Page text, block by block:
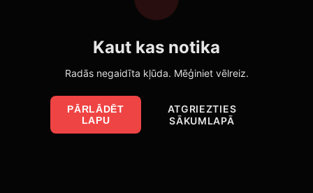
Kaut kas notika
Radās negaidīta kļūda. Mēģiniet vēlreiz.
PĀRLĀDĒT
LAPU
ATGRIEZTIES
SĀKUMLAPĀ